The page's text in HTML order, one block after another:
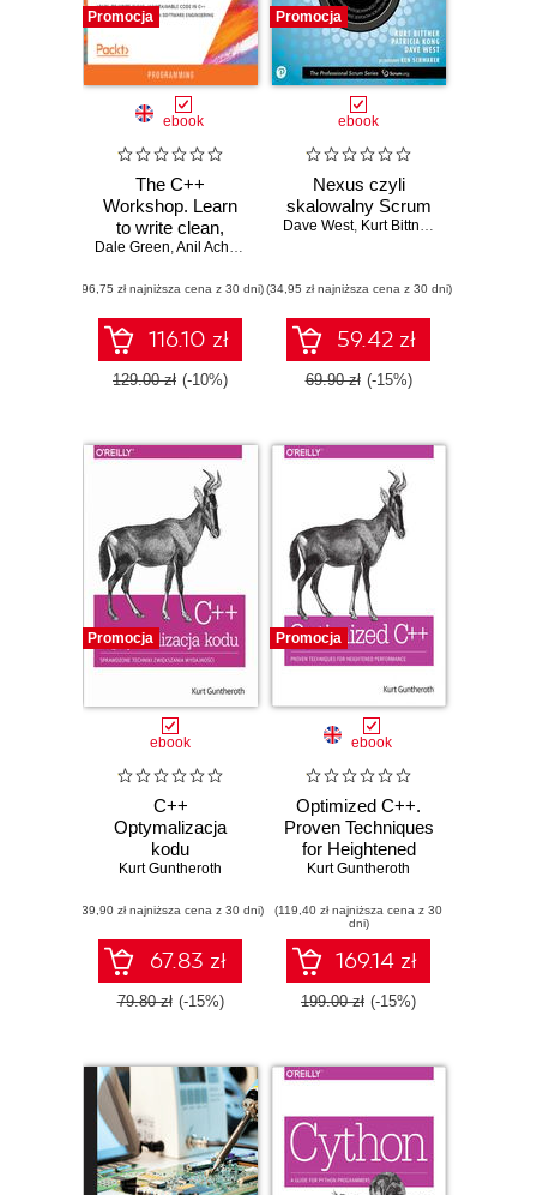
Promocja
ebook
The C++
Workshop. Learn
to write clean,
maintainable code
advance your
career in software
engineering
Dale Green,Anil Achary
(96,75 zł najniższa cena z 30 dni)
116.10 zł
129.00 zł (-10%)
Promocja
ebook
Nexus czyli
skalowalny Scrum
Dave West, Kurt Bittner ,
(34,95 zł najniższa cena z 30 dni)
59.42 zł
69.90 zł (-15%)
Promocja
ebook
C++
Optymalizacja
kodu
Kurt Guntheroth
(39,90 zł najniższa cena z 30 dni)
67.83 zł
79.80 zł (-15%)
Promocja
ebook
Optimized C++.
Proven Techniques
for Heightened
Performance
Kurt Guntheroth
(119,40 zł najniższa cena z 30
dni)
169.14 zł
199.00 zł (-15%)